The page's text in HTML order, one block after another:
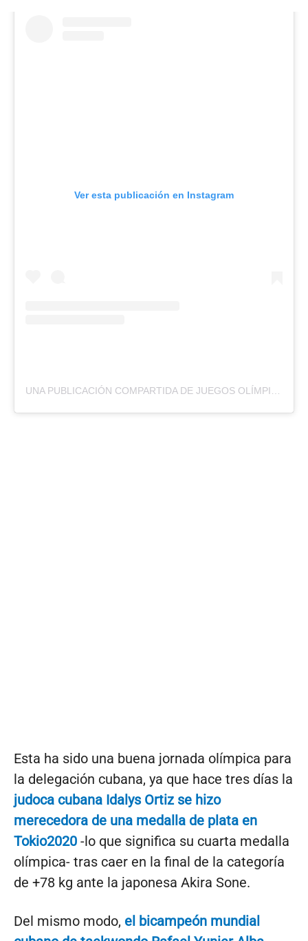
Ver esta publicación en Instagram
Esta ha sido una buena jornada olímpica para
la delegación cubana, ya que hace tres días la
judoca cubana Idalys Ortiz se hizo
merecedora de una medalla de plata en
Tokio2020 -lo que significa su cuarta medalla
olímpica- tras caer en la final de la categoría
de +78 kg ante la japonesa Akira Sone.
Del mismo modo, el bicampeón mundial